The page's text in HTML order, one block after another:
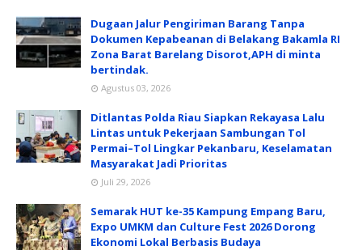
Dugaan Jalur Pengiriman Barang Tanpa
Dokumen Kepabeanan di Belakang Bakamla RI
Zona Barat Barelang Disorot,APH di minta
bertindak.
Agustus 03, 2026
Ditlantas Polda Riau Siapkan Rekayasa Lalu
Lintas untuk Pekerjaan Sambungan Tol
Permai–Tol Lingkar Pekanbaru, Keselamatan
Masyarakat Jadi Prioritas
Juli 29, 2026
Semarak HUT ke-35 Kampung Empang Baru,
Expo UMKM dan Culture Fest 2026 Dorong
Ekonomi Lokal Berbasis Budaya